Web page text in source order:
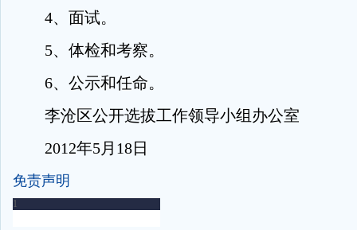
4、面试。
5、体检和考察。
6、公示和任命。
李沧区公开选拔工作领导小组办公室
2012年5月18日
免责声明